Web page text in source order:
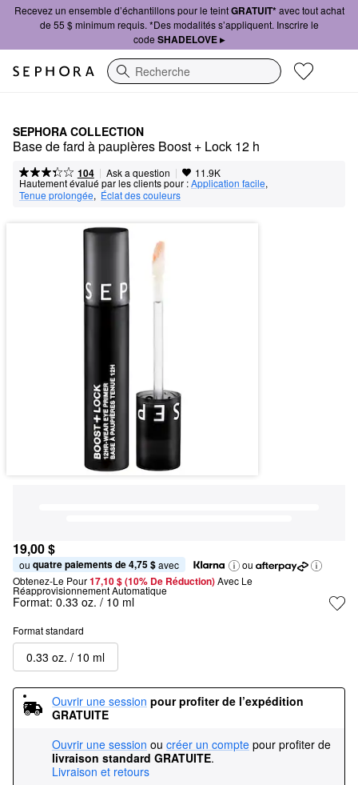
Recevez un ensemble d’échantillons pour le teintGRATUIT*avec tout achat
de 55 $ minimum requis. *Des modalités s’appliquent. Inscrire le
code SHADELOVE ▸
Recherche
SEPHORA COLLECTION
Base de fard à paupières Boost + Lock 12 h
104 | Ask a question | 11.9K
Hautement évalué par les clients pour :Application facile,
Tenue prolongée, Éclat des couleurs
19,00 $
ou quatre paiements de 4,75 $ avec
ou
Obtenez-Le Pour17,10 $ (10% De Réduction) Avec Le
Réapprovisionnement Automatique
Format: 0.33 oz. / 10 ml
Format standard
0.33 oz. / 10 ml
Ouvrir une session pour profiter de l’expédition
GRATUITE
Ouvrir une session ou créer un compte pour profiter de
livraison standard GRATUITE.
Livraison et retours